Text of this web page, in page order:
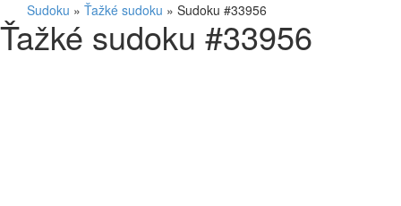
Sudoku » Ťažké sudoku » Sudoku #33956
Ťažké sudoku #33956